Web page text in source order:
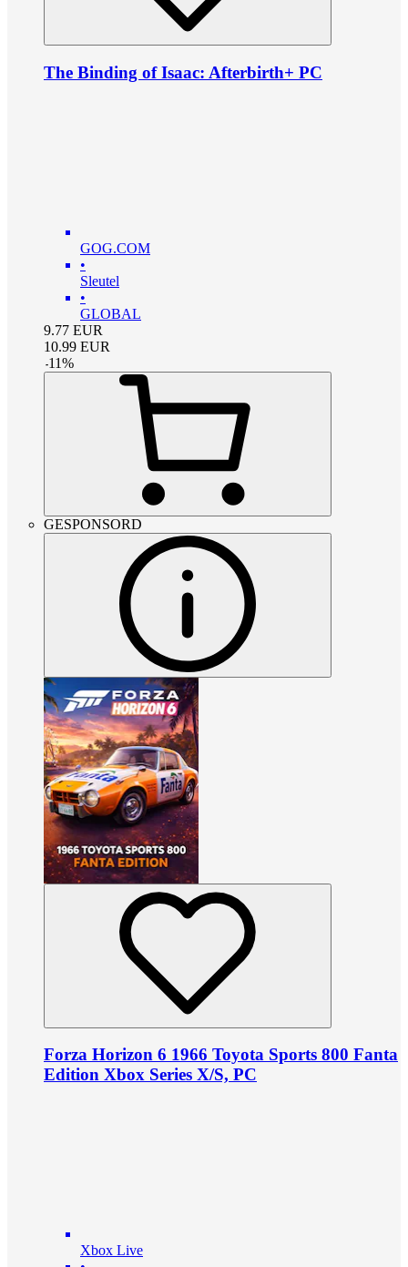
The Binding of Isaac: Afterbirth+ PC
GOG.COM
•
Sleutel
•
GLOBAL
9.77 EUR
10.99 EUR
-11%
GESPONSORD
Forza Horizon 6 1966 Toyota Sports 800 Fanta
Edition Xbox Series X/S, PC
Xbox Live